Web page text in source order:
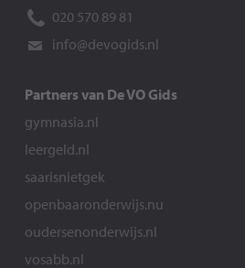
020 570 89 81
info@devogids.nl
Partners van De VO Gids
gymnasia.nl
leergeld.nl
saarisnietgek
openbaaronderwijs.nu
oudersenonderwijs.nl
vosabb.nl